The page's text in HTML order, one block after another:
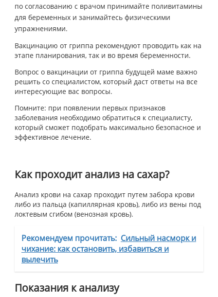
по согласованию с врачом принимайте поливитамины
для беременных и занимайтесь физическими
упражнениями.
Вакцинацию от гриппа рекомендуют проводить как на
этапе планирования, так и во время беременности.
Вопрос о вакцинации от гриппа будущей маме важно
решить со специалистом, который даст ответы на все
интересующие вас вопросы.
Помните: при появлении первых признаков
заболевания необходимо обратиться к специалисту,
который сможет подобрать максимально безопасное и
эффективное лечение.
Как проходит анализ на сахар?
Анализ крови на сахар проходит путем забора крови
либо из пальца (капиллярная кровь), либо из вены под
локтевым сгибом (венозная кровь).
Рекомендуем прочитать: Сильный насморк и
чихание: как остановить, избавиться и
вылечить
Показания к анализу